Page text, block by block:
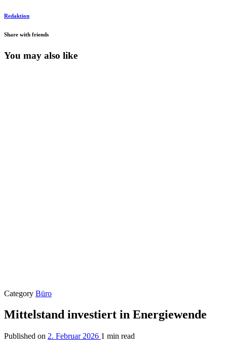
Redaktion
Share with friends
You may also like
Category Büro
Mittelstand investiert in Energiewende
Published on 2. Februar 2026 1 min read